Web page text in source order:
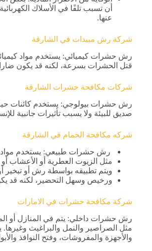
أن تسبب تلفًا في الأسلاك
عنها.
‏شركة رش مبيدات في الشارقة
رش حشرات كيميائي: يستخدم مواد
قتل الحشرات بسرعة، لكنه قد يكون ضارا
شركات مكافحة حشرات الشارقة
رش حشرات بيولوجي: يستخدم كائنات حية
صديق للبيئة ولا يسبب تأثيرات جانبية
شركه مكافحة الحمام في الشارقة
رش حشرات طبيعي: يستخدم مواد
مثل الزيوت العطرية أو الأعشاب أو
ويتم تطبيقه بواسطة رش أو تبخير
ورخيص وسهل التحضير، لكنه قد
شركة مكافحة حشرات في الامارات
رش حشرات داخلي: يتم في المنازل أو
مثل الصراصير والنمل والبراغيث
والأجهزة والمفروشات، وفتح النوافذ